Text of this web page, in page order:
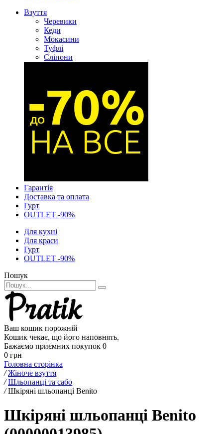
Взуття
Черевики
Кеди
Мокасини
Туфлі
Сліпони
Гарантія
Доставка та оплата
Гурт
OUTLET -90%
Для кухні
Для краси
Гурт
OUTLET -90%
Пошук
Ваш кошик порожній
Кошик чекає, що його наповнять.
Бажаємо приємних покупок 0
0 грн
Головна сторінка
/ Жіноче взуття
/ Шльопанці та сабо
/ Шкіряні шльопанці Benito
Шкіряні шльопанці Benito